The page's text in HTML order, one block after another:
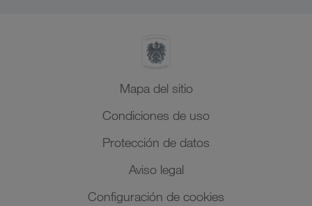
Mapa del sitio
Condiciones de uso
Protección de datos
Aviso legal
Configuración de cookies